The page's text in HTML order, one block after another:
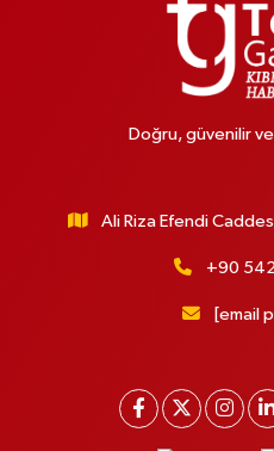
Doğru, güvenilir
Ali Riza Efendi
+90
[email